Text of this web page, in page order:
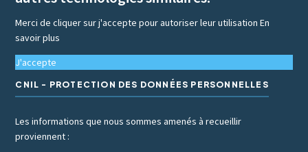
Merci de cliquer sur j'accepte pour autoriser leur utilisationEn
savoir plus
J'accepte
CNIL - PROTECTION DES DONNÉES PERSONNELLES
Les informations que nous sommes amenés à recueillir
proviennent :